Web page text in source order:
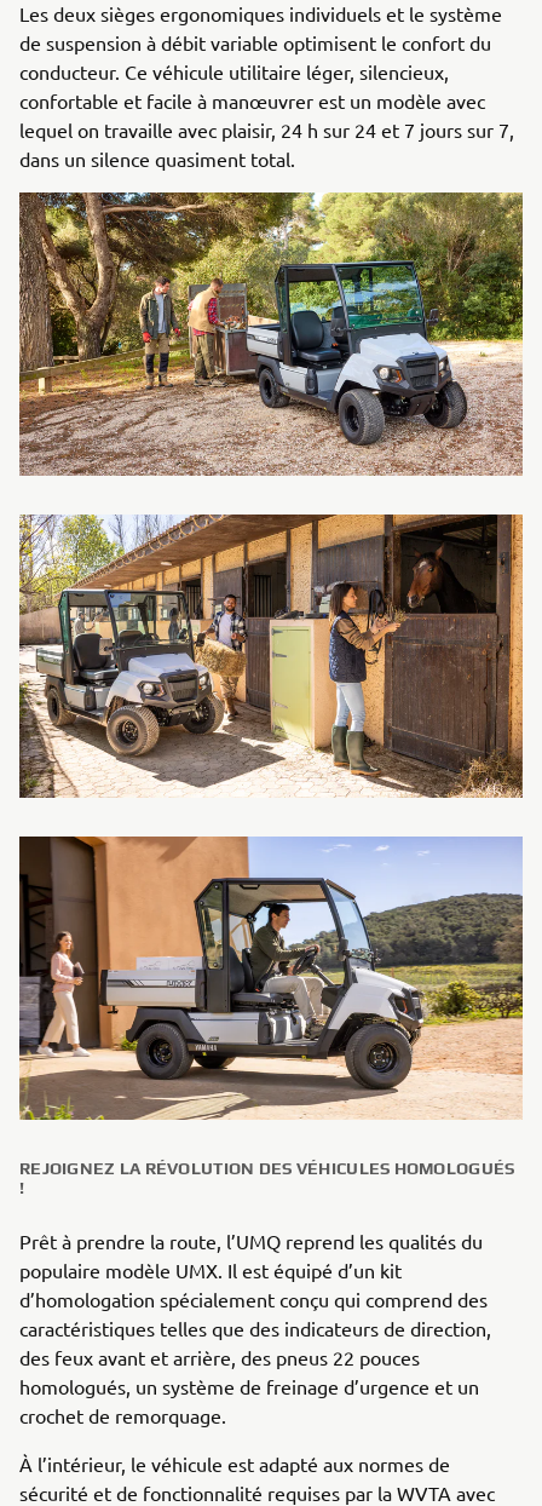
Les deux sièges ergonomiques individuels et le système
de suspension à débit variable optimisent le confort du
conducteur. Ce véhicule utilitaire léger, silencieux,
confortable et facile à manœuvrer est un modèle avec
lequel on travaille avec plaisir, 24 h sur 24 et 7 jours sur 7,
dans un silence quasiment total.
REJOIGNEZ LA RÉVOLUTION DES VÉHICULES HOMOLOGUÉS
!
Prêt à prendre la route, l’UMQ reprend les qualités du
populaire modèle UMX. Il est équipé d’un kit
d’homologation spécialement conçu qui comprend des
caractéristiques telles que des indicateurs de direction,
des feux avant et arrière, des pneus 22 pouces
homologués, un système de freinage d’urgence et un
crochet de remorquage.
À l’intérieur, le véhicule est adapté aux normes de
sécurité et de fonctionnalité requises par la WVTA avec